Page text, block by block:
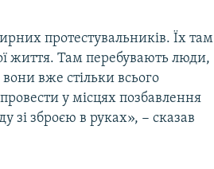
протестувальників. Їх там
життя. Там перебувають люди,
вже стільки всього
у місцях позбавлення
зі зброєю в руках», − сказав